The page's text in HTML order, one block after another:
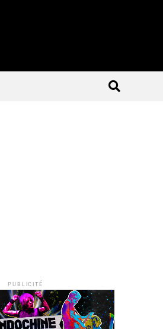
PUBLICITÉ